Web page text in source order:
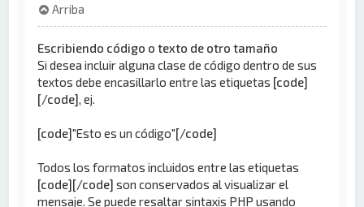
Arriba
Escribiendo código o texto de otro tamaño
Si desea incluir alguna clase de código dentro de sus
textos debe encasillarlo entre las etiquetas [code]
[/code] , ej.
[code]"Esto es un código"[/code]
Todos los formatos incluidos entre las etiquetas
[code][/code] son conservados al visualizar el
mensaje. Se puede resaltar sintaxis PHP usando